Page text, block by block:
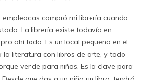
empleadas compró mi librería cuando
La librería existe todavía en
ahí todo. Es un local pequeño en el
la literatura con libros de arte, y todo
vende para niños. Es la clave para